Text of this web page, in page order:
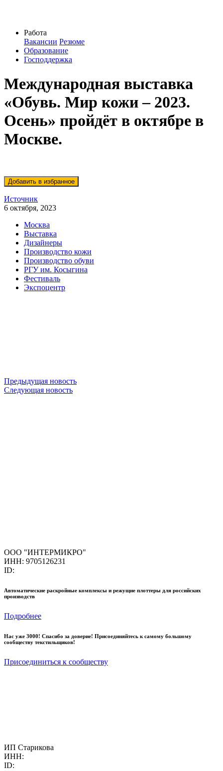
Работа
Вакансии Резюме
Образование
Господдержка
Международная выставка
«Обувь. Мир кожи – 2023.
Осень» пройдёт в октябре в
Москве.
Источник
6 октября, 2023
Москва
Выставка
Дизайнеры
Производство кожи
Производство обуви
РГУ им. Косыгина
Фестиваль
Экспоцентр
Предыдущая новость
Следующая новость
ООО "ИНТЕРМИКРО"
ИНН: 9705126231
ID:
Автоматические раскройные комплексы и режущие плоттеры для российских
производств
Подробнее
Нас уже 3000! Спасибо за доверие! Присоединяйтесь к самому большому
сообществу текстильщиков!
Присоединиться к сообществу
ИП Старикова
ИНН:
ID: